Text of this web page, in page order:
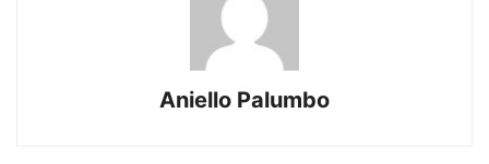
Aniello Palumbo